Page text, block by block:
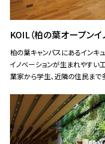
KOIL（柏の葉オープンイ
柏の葉キャンパスにあるインキ
イノベーションが生まれやすい
業家から学生、近隣の住民まで